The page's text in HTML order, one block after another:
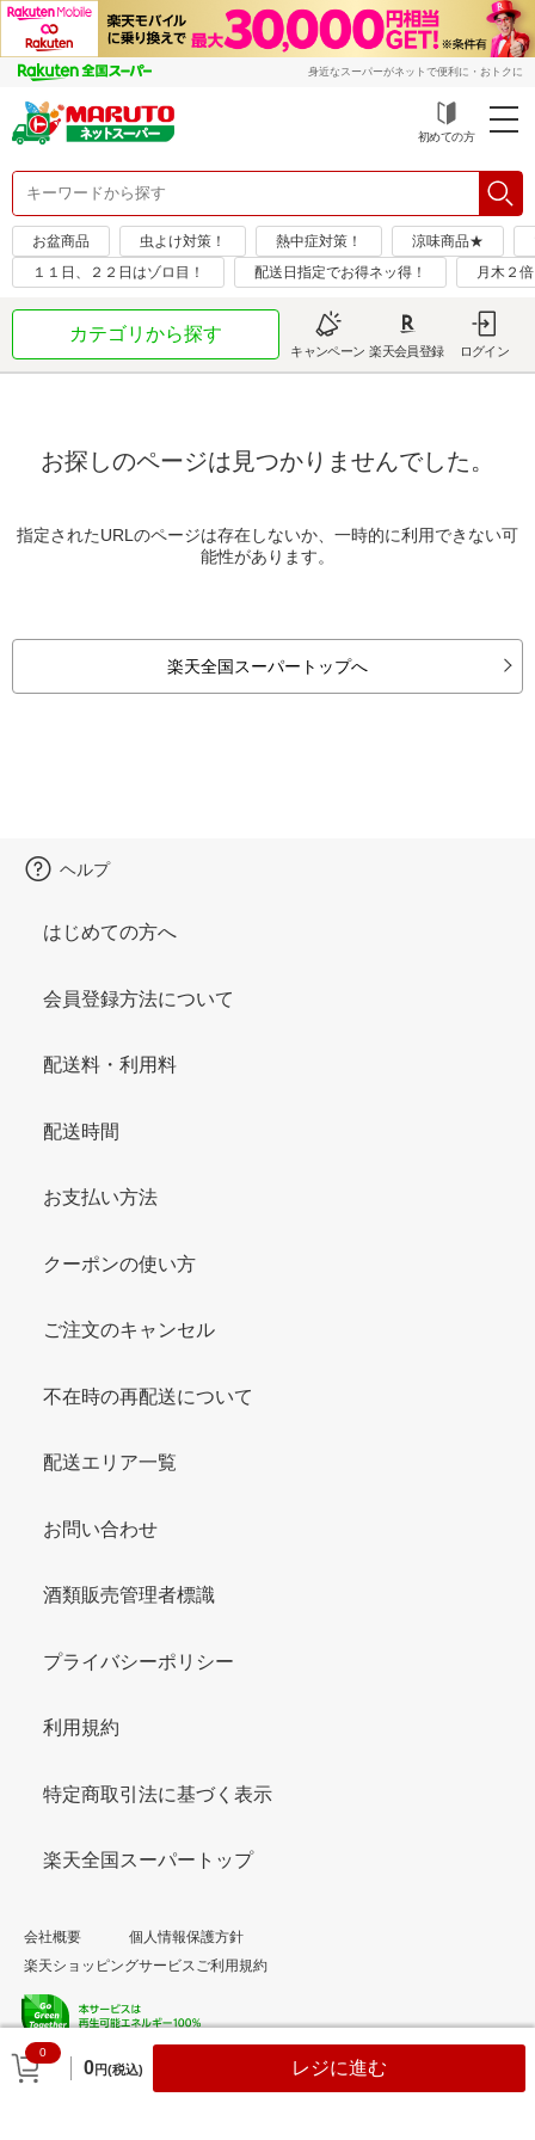
身近なスーパーがネットで便利に・おトクに
初めての方
お盆商品 虫よけ対策！ 熱中症対策！ 涼味商品★
１１日、２２日はゾロ目！
配送日指定でお得ネッ得！ 月木２倍
カテゴリから探す
キャンペーン 楽天会員登録 ログイン
お探しのページは見つかりませんでした。
指定されたURLのページは存在しないか、一時的に利用できない可
能性があります。
楽天全国スーパートップへ
0
0円(税込) レジに進む
ヘルプ
はじめての方へ
会員登録方法について
配送料・利用料
配送時間
お支払い方法
クーポンの使い方
ご注文のキャンセル
不在時の再配送について
配送エリア一覧
お問い合わせ
酒類販売管理者標識
プライバシーポリシー
利用規約
特定商取引法に基づく表示
楽天全国スーパートップ
会社概要
個人情報保護方針
楽天ショッピングサービスご利用規約
© Rakuten Group, Inc.